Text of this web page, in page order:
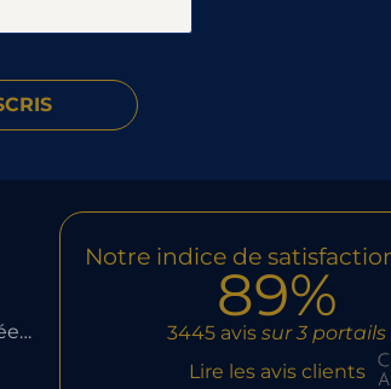
Notre indice de
89%
3445 avis sur 3 portails
Lire les avis clients